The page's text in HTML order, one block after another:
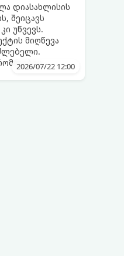
დიასახლისის
შეიცავს
უწვევს.
მიღწევა
2026/07/22 12:00